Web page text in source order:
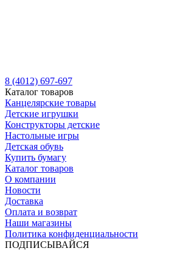
8 (4012) 697-697
Каталог товаров
Канцелярские товары
Детские игрушки
Конструкторы детские
Настольные игры
Детская обувь
Купить бумагу
Каталог товаров
О компании
Новости
Доставка
Оплата и возврат
Наши магазины
Политика конфиденциальности
ПОДПИСЫВАЙСЯ